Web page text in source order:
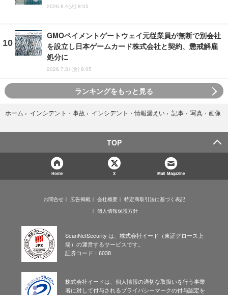
2026.8.4(火) 8:05
GMOペイメントゲートウェイ元従業員が無断で別会社
を設立し日本ゲームカード株式会社と契約、懲戒解雇
処分に
2026.7.31(金) 8:05
ランキングをもっと見る
ホーム › インシデント・事故 › インシデント・情報漏えい › 記事 › 写真・画像
TOP
Home X Mail Magazine
お問合せ 広告掲載 会社概要
特定商取引法に基づく表記
個人情報保護方針
ScanNetSecurity は、株式会社イード（東証グロース上
場）の運営するサービスです。
証券コード：6038
株式会社イードは、個人情報の適切な取扱いを行う事業
者に対して付与されるプライバシーマークの付与認定を